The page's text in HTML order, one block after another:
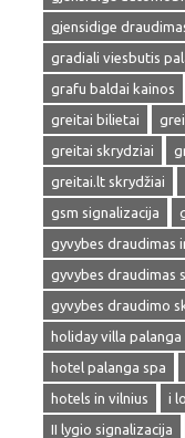
gjensidige
gradiali viesbutis
grafu baldai kainos
greitai bilietai
greitai skrydziai
greitai.lt skrydžiai
gsm signalizacija
gyvybes draudimas
gyvybes draudimas
gyvybes draudimo
holiday villa palanga
hotel palanga spa
hotels in vilnius
i
II lygio signalizacija